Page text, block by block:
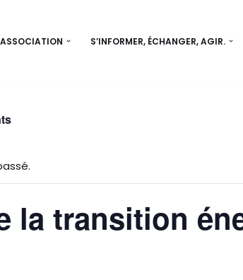
S’INFORMER, ÉCHANGER, AGIR.
la transition